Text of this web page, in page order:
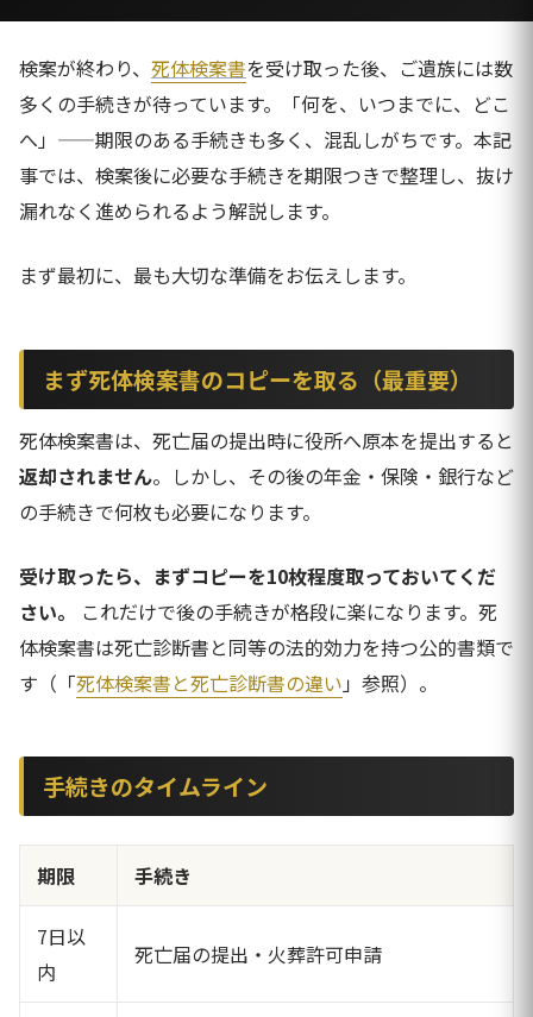
検案が終わり、 死体検案書を受け取った後、ご遺族には数
多くの手続きが待っています。「何を、いつまでに、どこ
へ」——期限のある手続きも多く、混乱しがちです。本記
事では、検案後に必要な手続きを期限つきで整理し、抜け
漏れなく進められるよう解説します。
まず最初に、最も大切な準備をお伝えします。
まず死体検案書のコピーを取る（最重要）
死体検案書は、死亡届の提出時に役所へ原本を提出すると
返却されません。しかし、その後の年金・保険・銀行など
の手続きで何枚も必要になります。
受け取ったら、まずコピーを10枚程度取っておいてくだ
さい。
これだけで後の手続きが格段に楽になります。死
体検案書は死亡診断書と同等の法的効力を持つ公的書類で
す（「死体検案書と死亡診断書の違い 」参照）。
手続きのタイムライン
期限 手続き
7日以
内
死亡届の提出・火葬許可申請